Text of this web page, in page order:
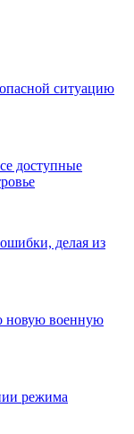
ситуацию
доступные
делая из
новую военную
режима